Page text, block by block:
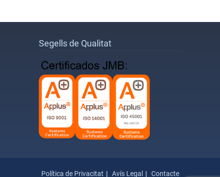
Segells de Qualitat
Política de Privacitat Avís Legal Contacte